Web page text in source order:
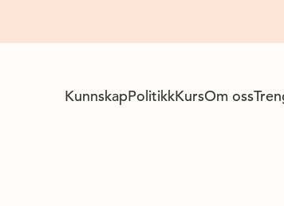
KunnskapPolitikkKursOm oss